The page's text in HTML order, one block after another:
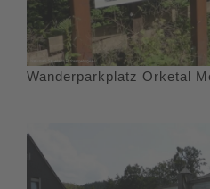
Wanderparkplatz Orketal